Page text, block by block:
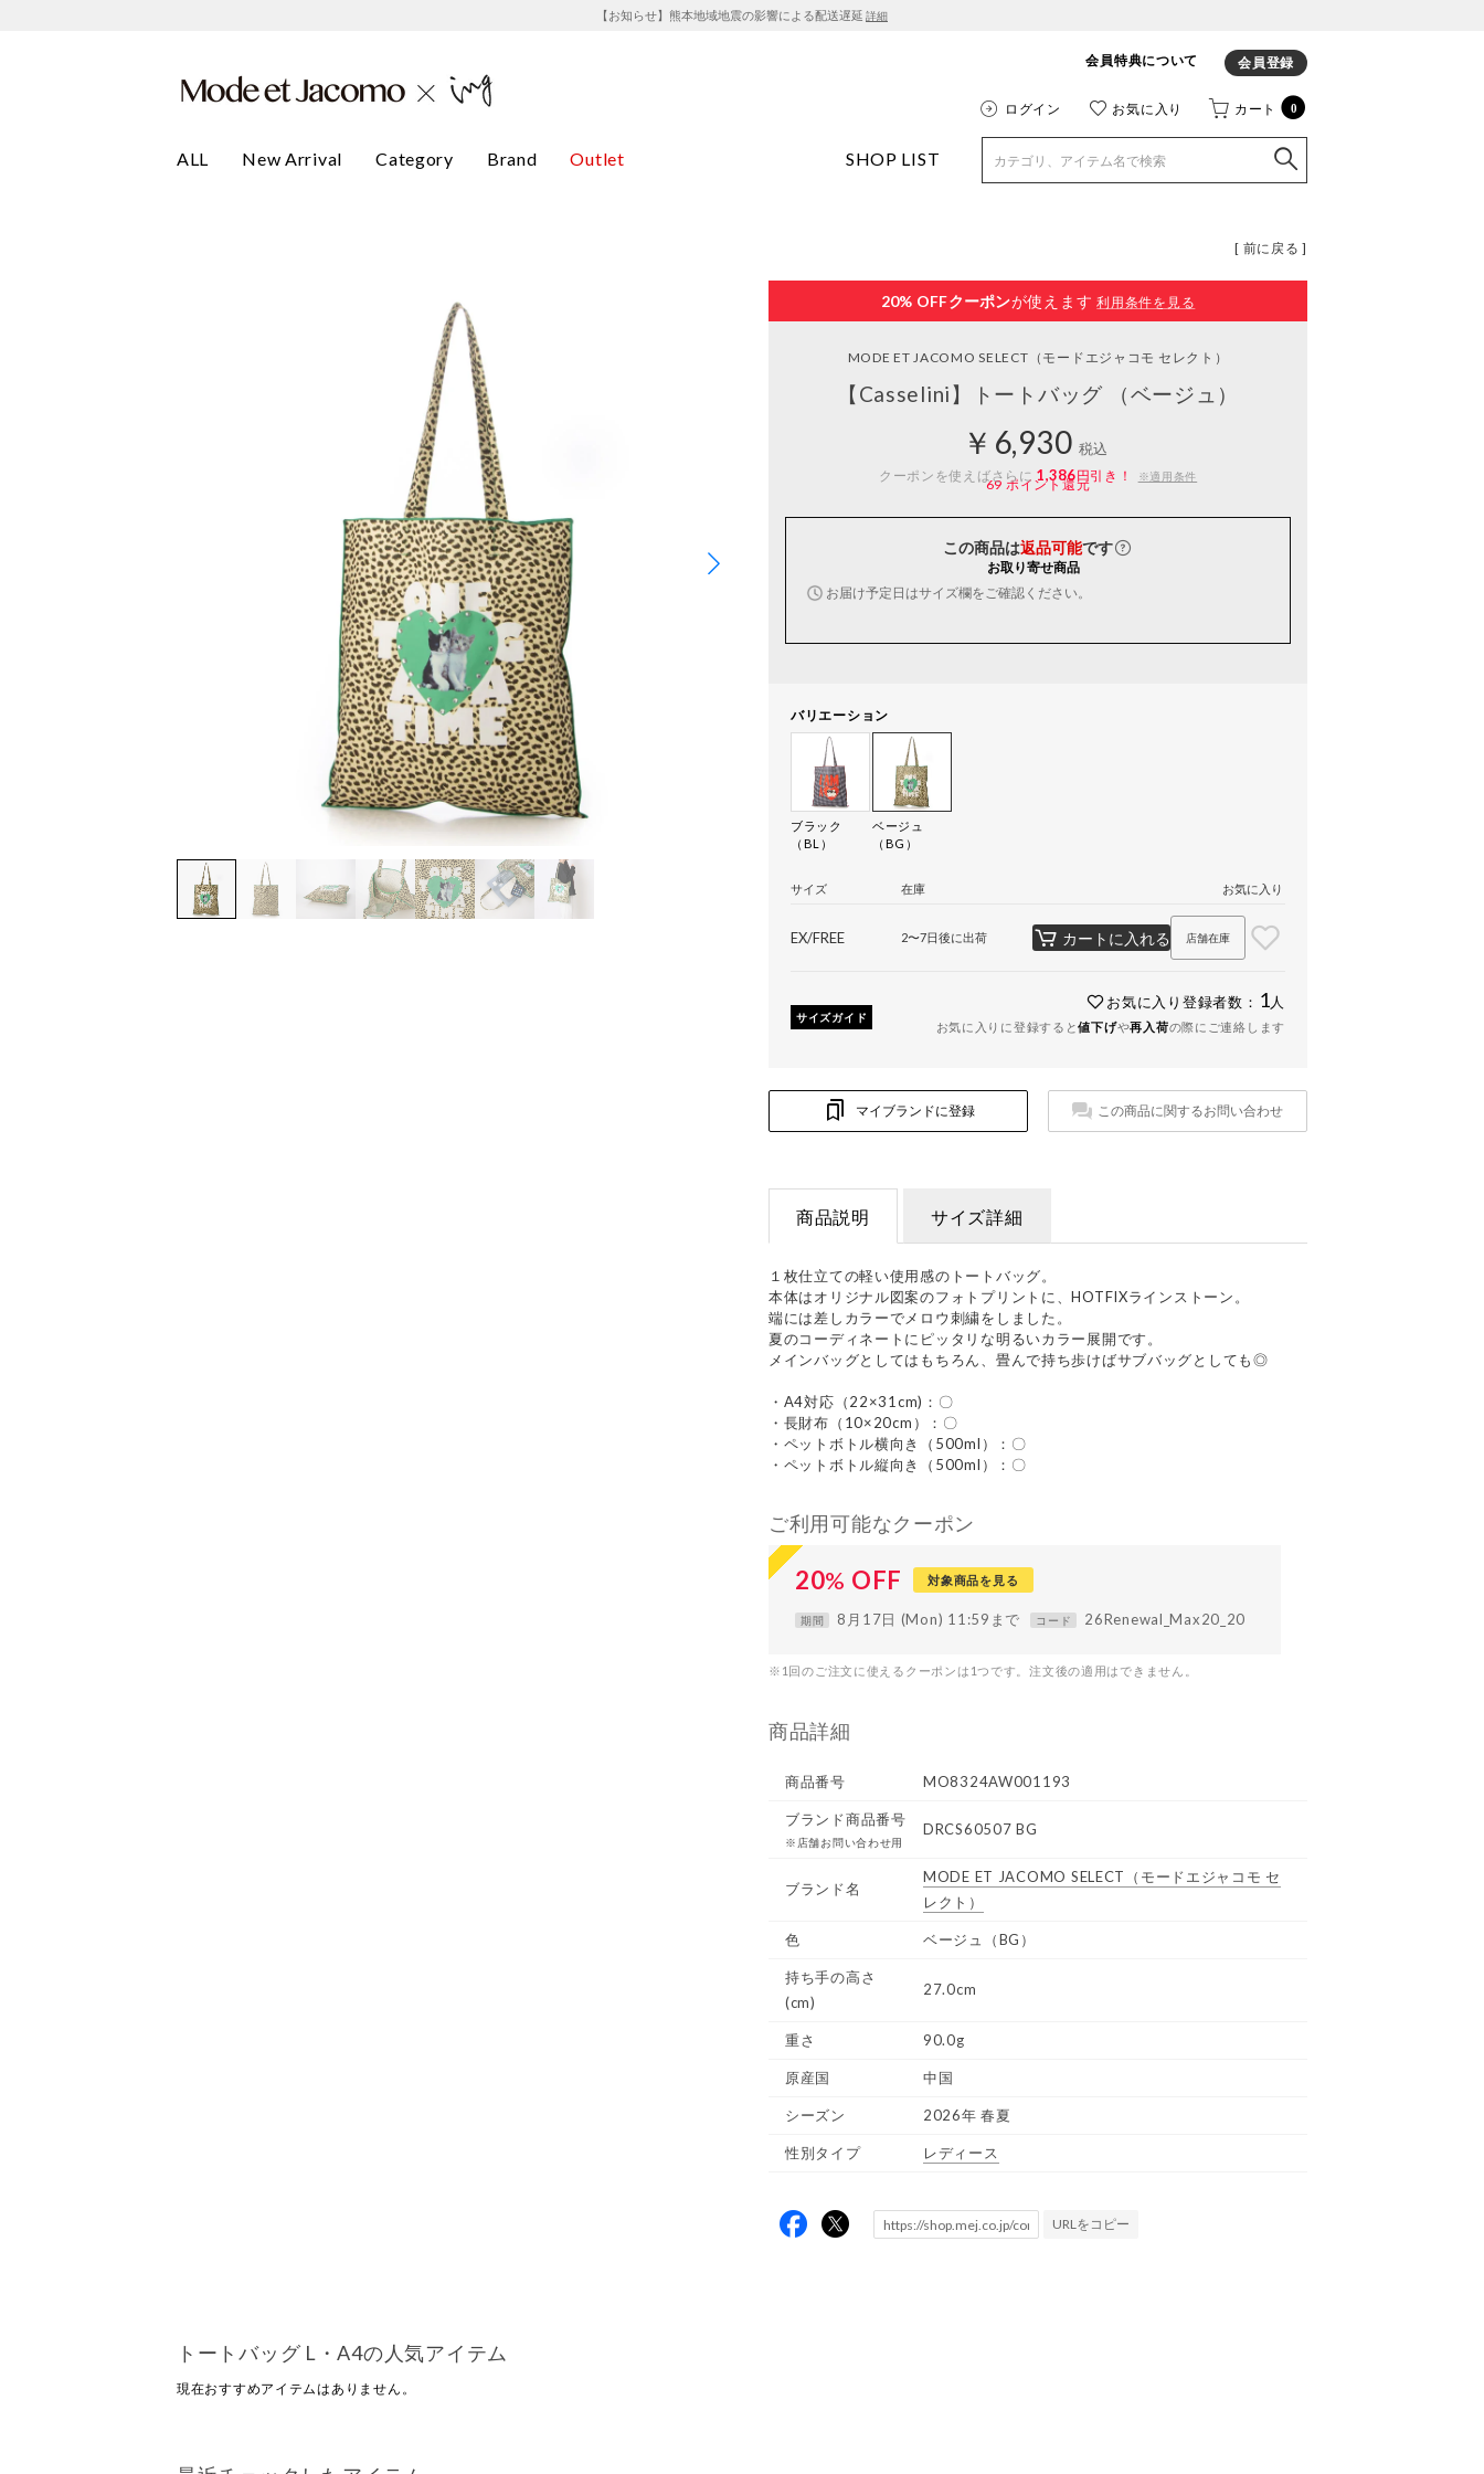
【お知らせ】熊本地域地震の影響による配送遅延 詳細
会員特典について 会員登録
ログイン お気に入り カート 0
ALL New Arrival Category Brand Outlet SHOP LIST
[ 前に戻る ]
20% OFFクーポンが使えます 利用条件を見る
MODE ET JACOMO SELECT （モードエジャコモ セレクト）
【Casselini】トートバッグ （ベージュ）
￥6,930 税込
クーポンを使えばさらに 1,386円引き！ ※適用条件
69 ポイント還元
この商品は返品可能です
お取り寄せ商品
お届け予定日はサイズ欄をご確認ください。
バリエーション
ブラック
（BL）
ベージュ
（BG）
サイズ 在庫 お気に入り
EX/FREE 2〜7日後に出荷 カートに入れる 店舗在庫
サイズガイド
お気に入り登録者数： 1 人
お気に入りに登録すると値下げや再入荷の際にご連絡します
マイブランドに登録 この商品に関するお問い合わせ
商品説明 サイズ詳細
１枚仕立ての軽い使用感のトートバッグ。
本体はオリジナル図案のフォトプリントに、HOTFIXラインストーン。
端には差しカラーでメロウ刺繍をしました。
夏のコーディネートにピッタリな明るいカラー展開です。
メインバッグとしてはもちろん、畳んで持ち歩けばサブバッグとしても◎
・A4対応（22×31cm)：〇
・長財布（10×20cm）：〇
・ペットボトル横向き（500ml）：〇
・ペットボトル縦向き（500ml）：〇
ご利用可能なクーポン
20% OFF 対象商品を見る
期間 8月17日 (Mon) 11:59まで コード 26Renewal_Max20_20
※1回のご注文に使えるクーポンは1つです。注文後の適用はできません。
商品詳細
商品番号 MO8324AW001193
ブランド商品番号
※店舗お問い合わせ用
DRCS60507 BG
ブランド名
MODE ET JACOMO SELECT
（モードエジャコモ セ
レクト）
色 ベージュ（BG）
持ち手の高さ
(cm)
27.0cm
重さ 90.0g
原産国 中国
シーズン 2026年 春夏
性別タイプ レディース
URLをコピー
トートバッグ L・A4の人気アイテム
現在おすすめアイテムはありません。